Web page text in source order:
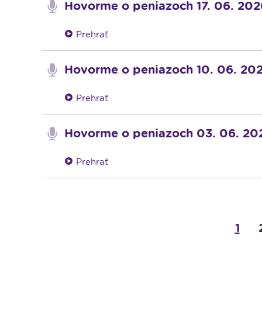
Hovorme o peniazoch 17. 06.
Prehrať
Hovorme o peniazoch 10. 06.
Prehrať
Hovorme o peniazoch 03. 06.
Prehrať
1